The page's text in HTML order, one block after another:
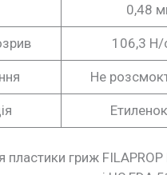
0,48
106,3 Н/
Не
пластики гриж FILAPROP